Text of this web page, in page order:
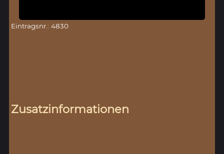
Eintragsnr.: 4830
Zusatzinformationen